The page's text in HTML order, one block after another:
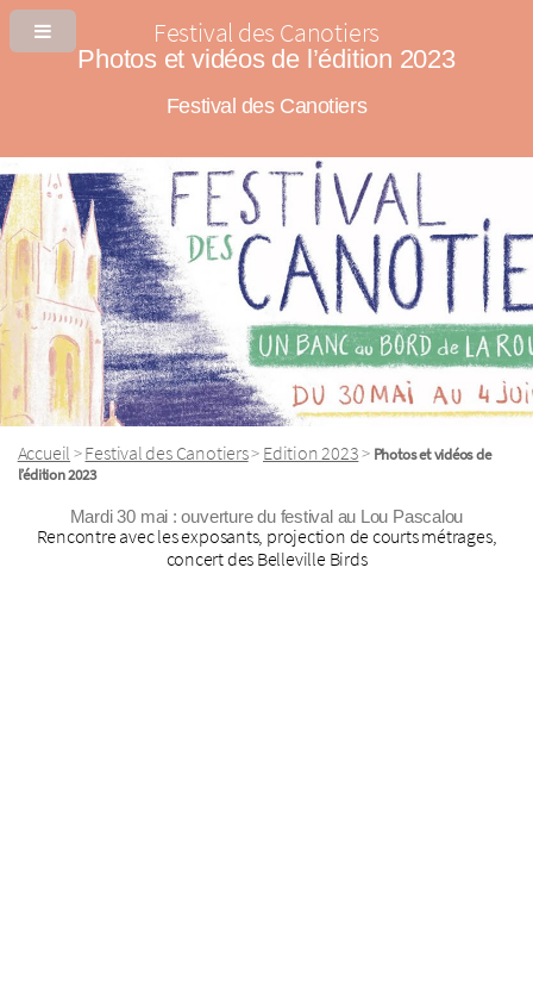
Festival des Canotiers
Photos et vidéos de l’édition 2023
Festival des Canotiers
Accueil >Festival des Canotiers> Edition 2023> Photos et vidéos de
l’édition 2023
Mardi 30 mai : ouverture du festival au Lou Pascalou
Rencontre avec les exposants, projection de courts métrages,
concert des Belleville Birds